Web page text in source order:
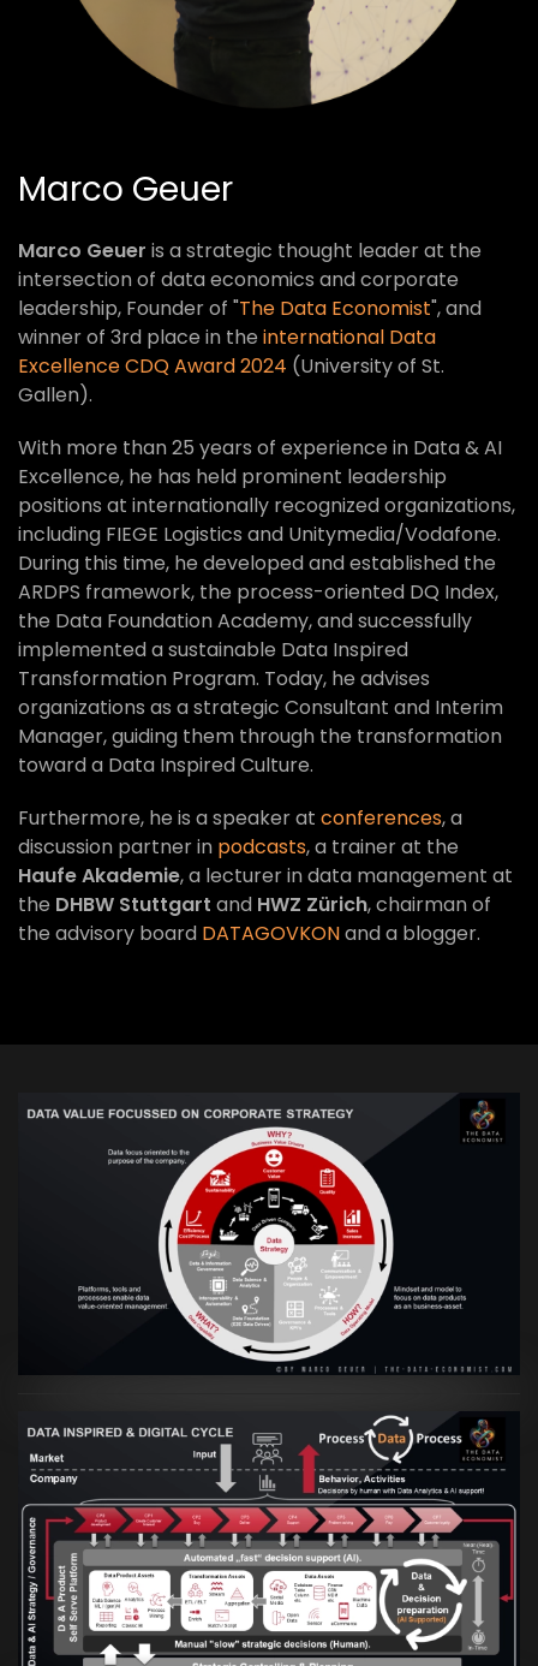
Marco Geuer
Marco Geuer is a strategic thought leader at the
intersection of data economics and corporate
leadership, Founder of "The Data Economist", and
winner of 3rd place in the international Data
Excellence CDQ Award 2024 (University of St.
Gallen).
With more than 25 years of experience in Data & AI
Excellence, he has held prominent leadership
positions at internationally recognized organizations,
including FIEGE Logistics and Unitymedia/Vodafone.
During this time, he developed and established the
ARDPS framework, the process-oriented DQ Index,
the Data Foundation Academy, and successfully
implemented a sustainable Data Inspired
Transformation Program. Today, he advises
organizations as a strategic Consultant and Interim
Manager, guiding them through the transformation
toward a Data Inspired Culture.
Furthermore, he is a speaker at conferences, a
discussion partner in podcasts, a trainer at the
Haufe Akademie, a lecturer in data management at
the DHBW Stuttgart and HWZ Zürich, chairman of
the advisory board DATAGOVKONand a blogger.
VIEW
Artikel:Prozesse und Daten müssen Hand
in Hand gehen
VIEW